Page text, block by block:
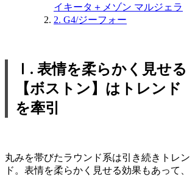
イキータ＋メゾン マルジェラ
2. G4/ジーフォー
Ⅰ. 表情を柔らかく見せる
【ボストン】はトレンド
を牽引
丸みを帯びたラウンド系は引き続きトレン
ド。表情を柔らかく見せる効果もあって、